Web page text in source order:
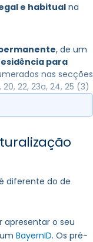
e habitual na
, de um
para
nas secções
20, 22, 23a, 24, 25 (3)
recebe
diferente do de
apresentar o seu
BayernID. Os pré-